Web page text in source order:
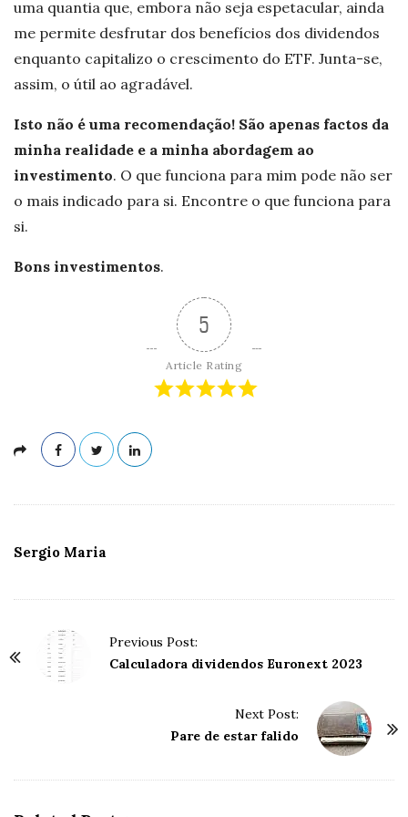
uma quantia que, embora não seja espetacular, ainda
me permite desfrutar dos benefícios dos dividendos
enquanto capitalizo o crescimento do ETF. Junta-se,
assim, o útil ao agradável.
Isto não é uma recomendação! São apenas factos da
minha realidade e a minha abordagem ao
investimento. O que funciona para mim pode não ser
o mais indicado para si. Encontre o que funciona para
si.
Bons investimentos.
5
Article Rating
Sergio Maria
Previous Post:
Calculadora dividendos Euronext 2023
Next Post:
Pare de estar falido